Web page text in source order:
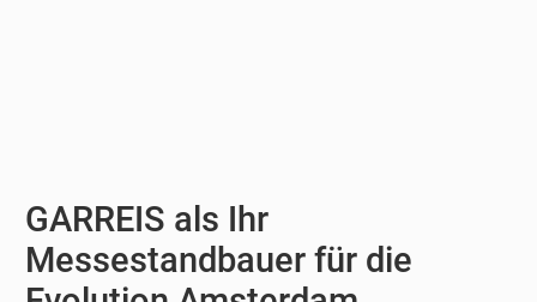
GARREIS als Ihr
Messestandbauer für die